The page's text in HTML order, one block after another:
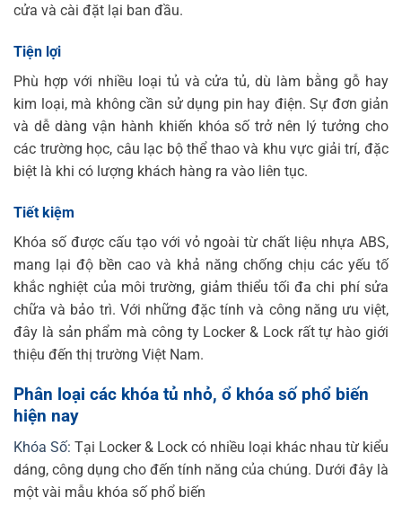
cửa và cài đặt lại ban đầu.
Tiện lợi
Phù hợp với nhiều loại tủ và cửa tủ, dù làm bằng gỗ hay
kim loại, mà không cần sử dụng pin hay điện. Sự đơn giản
và dễ dàng vận hành khiến khóa số trở nên lý tưởng cho
các trường học, câu lạc bộ thể thao và khu vực giải trí, đặc
biệt là khi có lượng khách hàng ra vào liên tục.
Tiết kiệm
Khóa số được cấu tạo với vỏ ngoài từ chất liệu nhựa ABS,
mang lại độ bền cao và khả năng chống chịu các yếu tố
khắc nghiệt của môi trường, giảm thiểu tối đa chi phí sửa
chữa và bảo trì. Với những đặc tính và công năng ưu việt,
đây là sản phẩm mà công ty Locker & Lock rất tự hào giới
thiệu đến thị trường Việt Nam.
Phân loại các khóa tủ nhỏ, ổ khóa số phổ biến
hiện nay
Khóa Số: Tại Locker & Lock có nhiều loại khác nhau từ kiểu
dáng, công dụng cho đến tính năng của chúng. Dưới đây là
một vài mẫu khóa số phổ biến